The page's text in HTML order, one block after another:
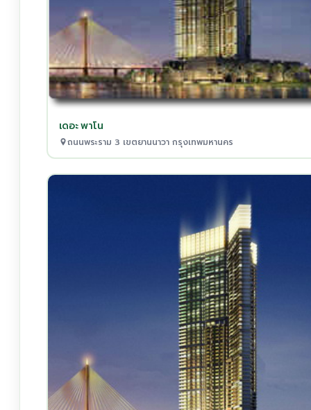
เดอะ พาโน
ถนนพระราม 3 เขตยานนาวา กรุงเทพมหานคร